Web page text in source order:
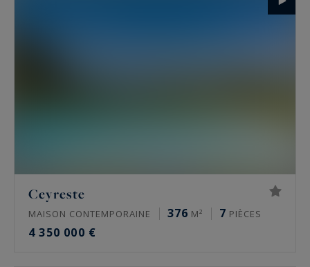
Ceyreste
MAISON CONTEMPORAINE 376 M² 7 PIÈCES
4 350 000 €